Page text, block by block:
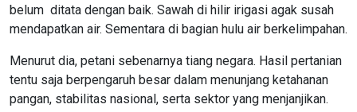
belum ditata dengan baik. Sawah di hilir irigasi agak susah
mendapatkan air. Sementara di bagian hulu air berkelimpahan.
Menurut dia, petani sebenarnya tiang negara. Hasil pertanian
tentu saja berpengaruh besar dalam menunjang ketahanan
pangan, stabilitas nasional, serta sektor yang menjanjikan.